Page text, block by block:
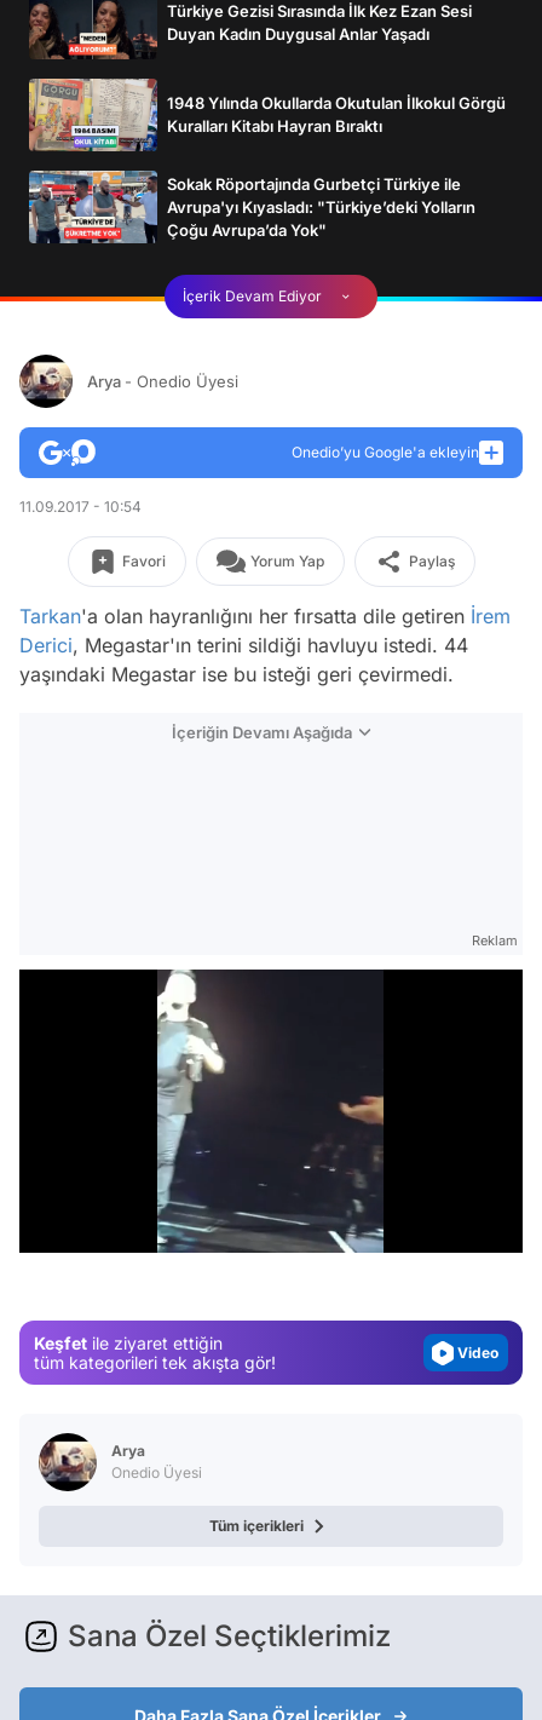
Türkiye Gezisi Sırasında İlk Kez Ezan Sesi
Duyan Kadın Duygusal Anlar Yaşadı
1948 Yılında Okullarda Okutulan İlkokul Görgü
Kuralları Kitabı Hayran Bıraktı
Sokak Röportajında Gurbetçi Türkiye ile
Avrupa'yı Kıyasladı: "Türkiye’deki Yolların
Çoğu Avrupa’da Yok"
İçerik Devam Ediyor
Arya - Onedio Üyesi
Onedio’yu Google'a ekleyin
11.09.2017 - 10:54
Favori Yorum Yap Paylaş
Tarkan'a olan hayranlığını her fırsatta dile getiren İrem
Derici, Megastar'ın terini sildiği havluyu istedi. 44
yaşındaki Megastar ise bu isteği geri çevirmedi.
İçeriğin Devamı Aşağıda
Reklam
Keşfet ile ziyaret ettiğin
tüm kategorileri tek akışta gör!
Video
Test
Arya
Onedio Üyesi
Tüm içerikleri
Sana Özel Seçtiklerimiz
Daha Fazla Sana Özel İçerikler